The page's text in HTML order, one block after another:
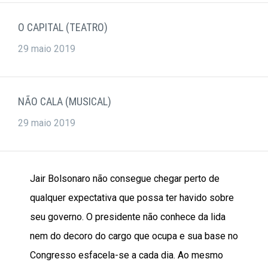
O CAPITAL (TEATRO)
29 maio 2019
NÃO CALA (MUSICAL)
29 maio 2019
Jair Bolsonaro não consegue chegar perto de
qualquer expectativa que possa ter havido sobre
seu governo. O presidente não conhece da lida
nem do decoro do cargo que ocupa e sua base no
Congresso esfacela-se a cada dia. Ao mesmo